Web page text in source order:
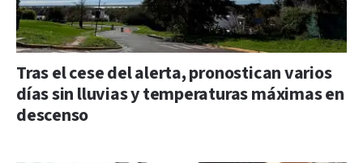
Tras el cese del alerta, pronostican varios
días sin lluvias y temperaturas máximas en
descenso